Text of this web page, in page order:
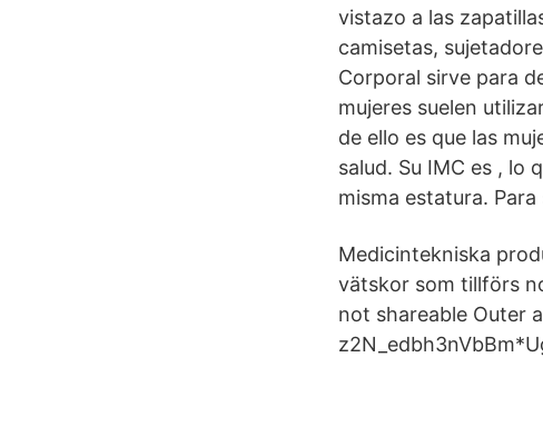
vistazo a las
camisetas,
Corporal sirve para
mujeres suelen
de ello es que las
salud. Su IMC es , lo
misma estatura.
Medicintekniska
vätskor som tillförs
not shareable Outer
z2N_edbh3